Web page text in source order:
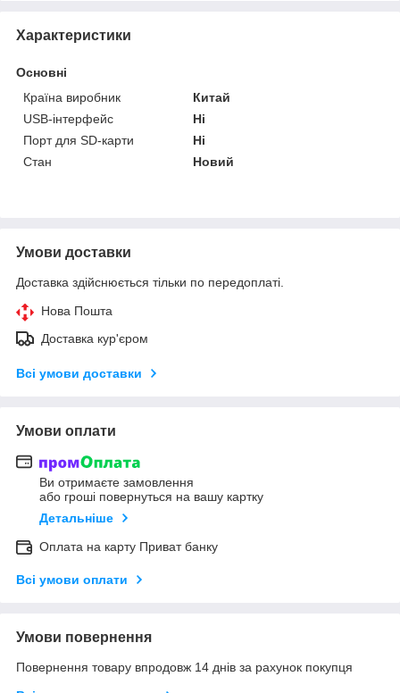
Характеристики
Основні
Країна виробник
Китай
USB-інтерфейс
Ні
Порт для SD-карти
Ні
Стан
Новий
Умови доставки
Доставка здійснюється тільки по передоплаті.
Нова Пошта
Доставка кур'єром
Всі умови доставки
Умови оплати
Ви отримаєте замовлення
або гроші повернуться на вашу картку
Детальніше
Оплата на карту Приват банку
Всі умови оплати
Умови повернення
Повернення товару впродовж 14 днів за рахунок покупця